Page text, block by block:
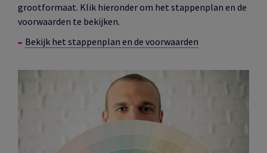
grootformaat. Klik hieronder om het stappenplan en de
voorwaarden te bekijken.
Bekijk het stappenplan en de voorwaarden